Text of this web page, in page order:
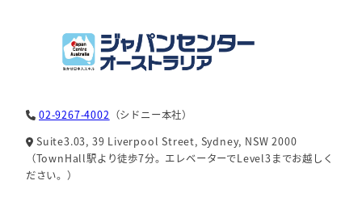
02-9267-4002 （シドニー本社）
Suite3.03, 39 Liverpool Street, Sydney, NSW 2000
（TownHall駅より徒歩7分。エレベーターでLevel3までお越しく
ださい。）